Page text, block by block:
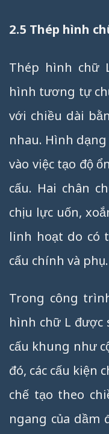
2.5 Thép hình
Thép hình chữ
hình tương tự
với chiều dài
nhau. Hình
vào việc tạo độ
cấu. Hai chân
chịu lực uốn,
linh hoạt do có
cấu chính và phụ.
Trong công
hình chữ L được
cấu khung như
đó, các cấu kiện
chế tạo theo
ngang của dầm